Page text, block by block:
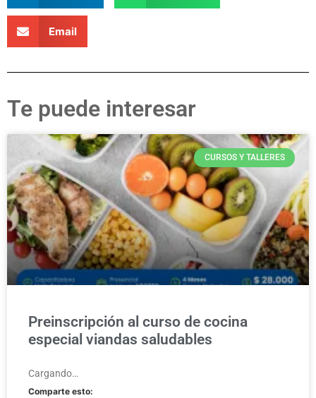
Email
Te puede interesar
CURSOS Y TALLERES
Preinscripción al curso de cocina
especial viandas saludables
Cargando…
Comparte esto: